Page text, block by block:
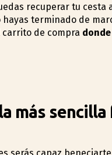
recuperar tu cesta
terminado de
de compra
más
serás capaz